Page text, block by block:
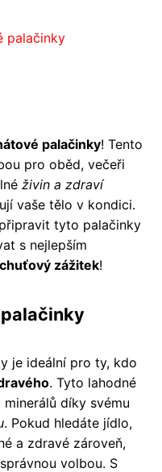
palačinky
palačinky! Tento
pro oběd, večeři
živin a zdraví
vaše tělo v kondici.
tyto palačinky
s nejlepším
chuťový zážitek!
je ideální pro ty, kdo
. Tyto lahodné
díky svému
. Pokud hledáte jídlo,
a zdravé zároveň,
volbou. S